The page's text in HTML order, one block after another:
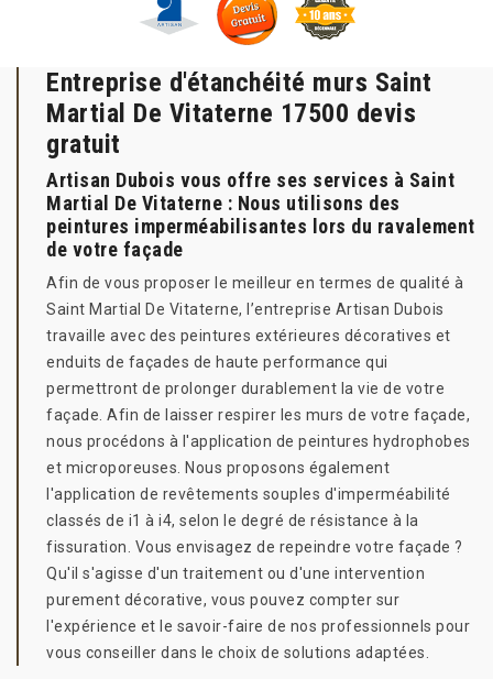
Entreprise d'étanchéité murs Saint
Martial De Vitaterne 17500 devis
gratuit
Artisan Dubois vous offre ses services à Saint
Martial De Vitaterne : Nous utilisons des
peintures imperméabilisantes lors du ravalement
de votre façade
Afin de vous proposer le meilleur en termes de qualité à
Saint Martial De Vitaterne, l’entreprise Artisan Dubois
travaille avec des peintures extérieures décoratives et
enduits de façades de haute performance qui
permettront de prolonger durablement la vie de votre
façade. Afin de laisser respirer les murs de votre façade,
nous procédons à l'application de peintures hydrophobes
et microporeuses. Nous proposons également
l'application de revêtements souples d'imperméabilité
classés de i1 à i4, selon le degré de résistance à la
fissuration. Vous envisagez de repeindre votre façade ?
Qu'il s'agisse d'un traitement ou d'une intervention
purement décorative, vous pouvez compter sur
l'expérience et le savoir-faire de nos professionnels pour
vous conseiller dans le choix de solutions adaptées.